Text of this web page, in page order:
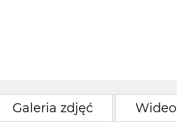
Galeria zdjęć Wideo